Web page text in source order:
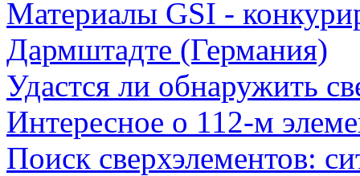
Материалы GSI -
Дармштадте (Германия)
Удастся ли обнаружить
Интересное о 112-м
Поиск сверхэлементов: